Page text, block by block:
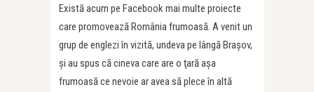
Există acum pe Facebook mai multe proiecte
care promovează România frumoasă. A venit un
grup de englezi în vizită, undeva pe lângă Braşov,
şi au spus că cineva care are o ţară aşa
frumoasă ce nevoie ar avea să plece în altă